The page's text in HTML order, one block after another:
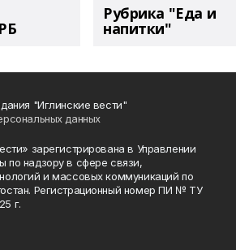
Рубрика "Еда и
напитки"
"Иглинские вести"
данных
зарегистрирована в Управлении
по надзору в сфере связи,
и массовых коммуникаций по
Регистрационный номер ПИ № ТУ
г.